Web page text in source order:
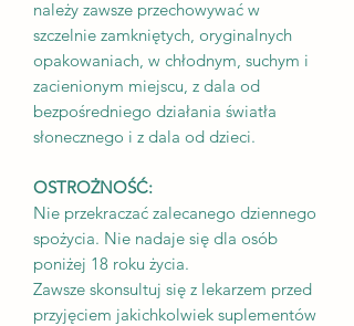
należy zawsze przechowywać w
szczelnie zamkniętych, oryginalnych
opakowaniach, w chłodnym, suchym i
zacienionym miejscu, z dala od
bezpośredniego działania światła
słonecznego i z dala od dzieci.
OSTROŻNOŚĆ:
Nie przekraczać zalecanego dziennego
spożycia. Nie nadaje się dla osób
poniżej 18 roku życia.
Zawsze skonsultuj się z lekarzem przed
przyjęciem jakichkolwiek suplementów